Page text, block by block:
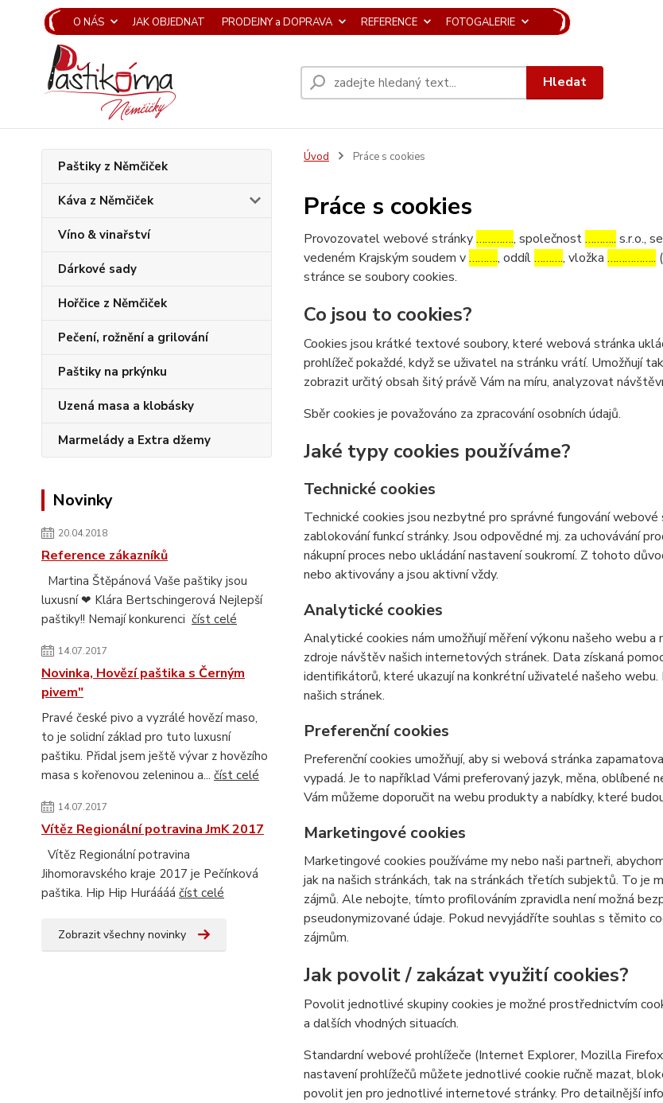
O NÁS JAK OBJEDNAT PRODEJNY a DOPRAVA REFERENCE FOTOGALERIE
Hledat
Paštiky z Němčiček
Káva z Němčiček
Víno & vinařství
Dárkové sady
Hořčice z Němčiček
Pečení, rožnění a grilování
Paštiky na prkýnku
Uzená masa a klobásky
Marmelády a Extra džemy
Novinky
20.04.2018
Reference zákazníků
Martina Štěpánová Vaše paštiky jsou
luxusní ❤ Klára Bertschingerová Nejlepší
paštiky!! Nemají konkurenci číst celé
14.07.2017
Novinka, Hovězí paštika s Černým
pivem"
Pravé české pivo a vyzrálé hovězí maso,
to je solidní základ pro tuto luxusní
paštiku. Přidal jsem ještě vývar z hovězího
masa s kořenovou zeleninou a... číst celé
14.07.2017
Vítěz Regionální potravina JmK 2017
Vítěz Regionální potravina
Jihomoravského kraje 2017 je Pečínková
paštika. Hip Hip Huráááá číst celé
Zobrazit všechny novinky
Úvod Práce s cookies
Práce s cookies
Provozovatel webové stránky…………., společnost……….. s.r.o.,
vedeném Krajským soudem v………., oddíl………., vložka ……………..
stránce se soubory cookies.
Co jsou to cookies?
Cookies jsou krátké textové soubory, které webová stránka
prohlížeč pokaždé, když se uživatel na stránku vrátí. Umožňují
zobrazit určitý obsah šitý právě Vám na míru, analyzovat
Sběr cookies je považováno za zpracování osobních údajů.
Jaké typy cookies používáme?
Technické cookies
Technické cookies jsou nezbytné pro správné fungování
zablokování funkcí stránky. Jsou odpovědné mj. za uchovávání
nákupní proces nebo ukládání nastavení soukromí. Z tohoto
nebo aktivovány a jsou aktivní vždy.
Analytické cookies
Analytické cookies nám umožňují měření výkonu našeho webu a
zdroje návštěv našich internetových stránek. Data získaná
identifikátorů, které ukazují na konkrétní uživatelé našeho
našich stránek.
Preferenční cookies
Preferenční cookies umožňují, aby si webová stránka
vypadá. Je to například Vámi preferovaný jazyk, měna,
Vám můžeme doporučit na webu produkty a nabídky, které
Marketingové cookies
Marketingové cookies používáme my nebo naši partneři,
jak na našich stránkách, tak na stránkách třetích subjektů. To je
zájmů. Ale nebojte, tímto profilováním zpravidla není možná
pseudonymizované údaje. Pokud nevyjádříte souhlas s těmito
zájmům.
Jak povolit / zakázat využití cookies?
Povolit jednotlivé skupiny cookies je možné prostřednictvím
a dalších vhodných situacích.
Standardní webové prohlížeče (Internet Explorer, Mozilla
nastavení prohlížečů můžete jednotlivé cookie ručně mazat,
povolit jen pro jednotlivé internetové stránky. Pro detailnější